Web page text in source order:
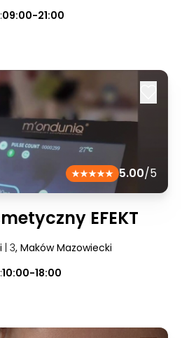
09:00-21:00
5.00/5
EFEKT
| 3, Maków Mazowiecki
10:00-18:00